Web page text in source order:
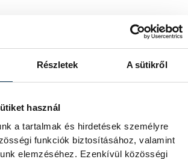
Részletek A sütikről
használ
a tartalmak és hirdetések személyre
funkciók biztosításához, valamint
elemzéséhez. Ezenkívül közösségi